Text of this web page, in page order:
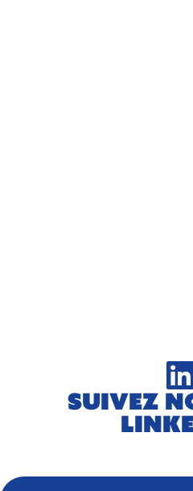
Suivez